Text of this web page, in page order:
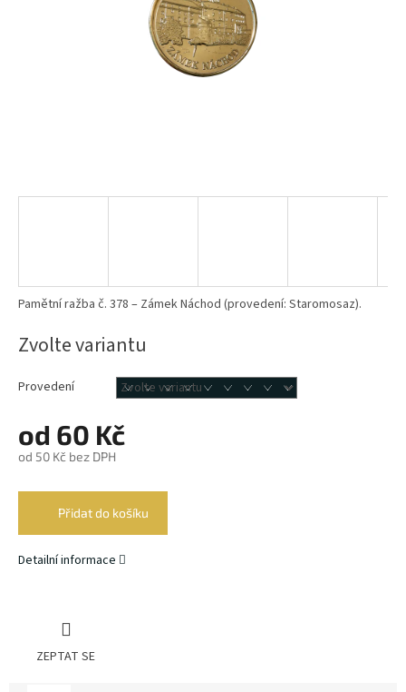
od 60 Kč
od 50 Kč bez DPH
Zvolte variantu
Provedení
Přidat do košíku
Pamětní ražba č. 378 – Zámek Náchod (provedení: Staromosaz).
Detailní informace
ZEPTAT SE